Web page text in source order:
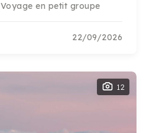
Voyage en petit groupe
22/09/2026
12